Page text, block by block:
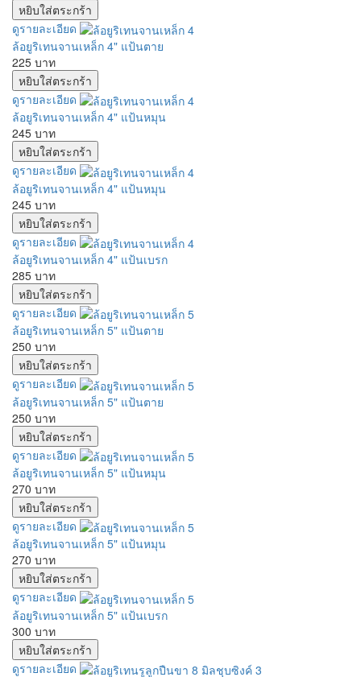
ดูรายละเอียด
ล้อยูริเทนจานเหล็ก 4" แป้นตาย
225 บาท
ดูรายละเอียด
ล้อยูริเทนจานเหล็ก 4" แป้นหมุน
245 บาท
ดูรายละเอียด
ล้อยูริเทนจานเหล็ก 4" แป้นหมุน
245 บาท
ดูรายละเอียด
ล้อยูริเทนจานเหล็ก 4" แป้นเบรก
285 บาท
ดูรายละเอียด
ล้อยูริเทนจานเหล็ก 5" แป้นตาย
250 บาท
ดูรายละเอียด
ล้อยูริเทนจานเหล็ก 5" แป้นตาย
250 บาท
ดูรายละเอียด
ล้อยูริเทนจานเหล็ก 5" แป้นหมุน
270 บาท
ดูรายละเอียด
ล้อยูริเทนจานเหล็ก 5" แป้นหมุน
270 บาท
ดูรายละเอียด
ล้อยูริเทนจานเหล็ก 5" แป้นเบรก
300 บาท
ดูรายละเอียด